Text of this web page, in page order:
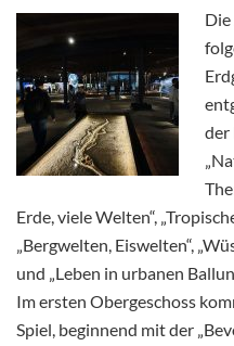
der
Erde, viele Welten“,
„Bergwelten, Eiswelten“,
und „Leben in urbanen
Im ersten Obergeschoss
Spiel, beginnend mit der